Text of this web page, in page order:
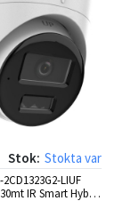
Stok: Stokta var
LIUF
IR Smart Hybrid